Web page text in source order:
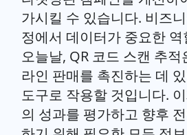
가시킬 수 있습니다. 비즈
정에서 데이터가 중요한
오늘날, QR 코드 스캔 추적
라인 판매를 촉진하는 데
도구로 작용할 것입니다.
의 성과를 평가하고 향후